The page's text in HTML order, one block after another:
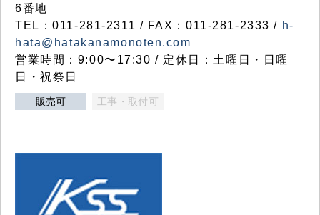
6番地
TEL：011-281-2311 / FAX：011-281-2333 / h-
hata@hatakanamonoten.com
営業時間：9:00〜17:30 / 定休日：土曜日・日曜
日・祝祭日
販売可 工事・取付可